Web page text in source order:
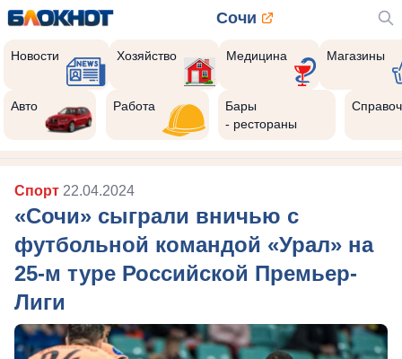
Сочи
Новости Хозяйство Медицина Магазины
Авто Работа
Бары
- рестораны
Спорт 22.04.2024
«Сочи» сыграли вничью с
футбольной командой «Урал» на
25-м туре Российской Премьер-
Лиги